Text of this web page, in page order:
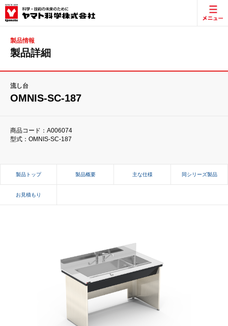
製品情報
製品詳細
流し台
OMNIS-SC-187
商品コード：A006074
型式：OMNIS-SC-187
製品トップ 製品概要 主な仕様 同シリーズ製品
お見積もり